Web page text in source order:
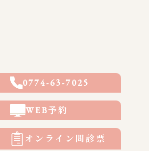
0774-63-7025
WEB予約
オンライン問診票